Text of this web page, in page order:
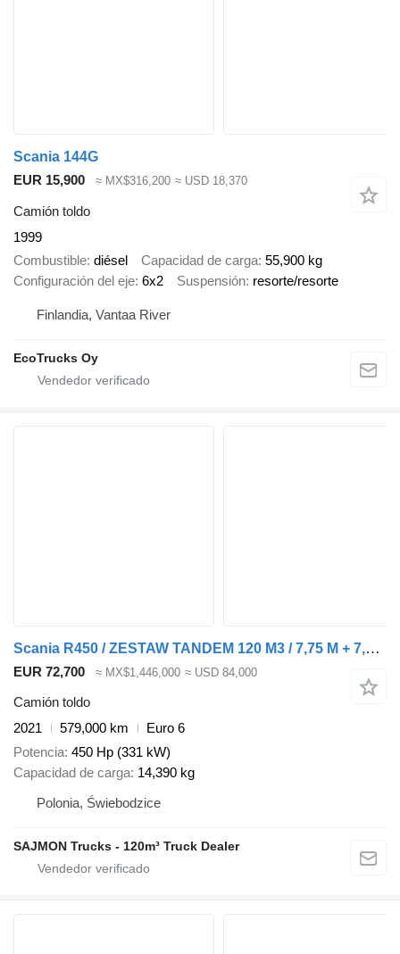
Scania 144G
EUR 15,900
≈ MX$316,200 ≈ USD 18,370
Camión toldo
1999
Combustible diésel Capacidad de carga 55,900 kg
Configuración del eje 6x2 Suspensión resorte/resorte
Finlandia, Vantaa River
EcoTrucks Oy
Scania R450 / ZESTAW TANDEM 120 M3 / 7,75 M + 7,75 M / SALON PL + remolque toldo
EUR 72,700 ≈ MX$1,446,000 ≈ USD 84,000
Camión toldo
2021
579,000 km
Euro 6
Potencia 450 Hp (331 kW)
Capacidad de carga 14,390 kg
Polonia, Świebodzice
SAJMON Trucks - 120m³ Truck Dealer